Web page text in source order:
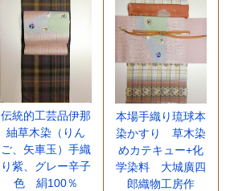
伝統的工芸品伊那
紬草木染（りん
ご、矢車玉）手織
り紫、グレー辛子
色 絹100％
本場手織り琉球本
染かすり 草木染
めカテキュー+化
学染料 大城廣四
郎織物工房作